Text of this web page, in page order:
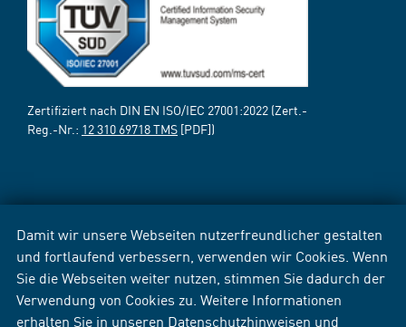
Damit wir unsere Webseiten nutzerfreundlicher gestalten
und fortlaufend verbessern, verwenden wir Cookies. Wenn
Sie die Webseiten weiter nutzen, stimmen Sie dadurch der
Verwendung von Cookies zu. Weitere Informationen
erhalten Sie in unseren Datenschutzhinweisen und
Zertifiziert nach DIN EN ISO/IEC 27001:2022 (Zert.-
Reg.-Nr.: 12 310 69718 TMS [PDF])